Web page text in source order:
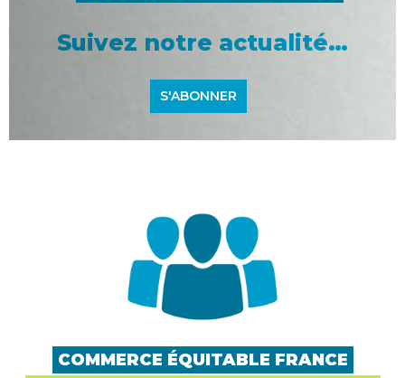
Suivez notre actualité…
S'ABONNER
COMMERCE ÉQUITABLE FRANCE